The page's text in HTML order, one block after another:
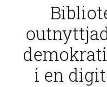
i en